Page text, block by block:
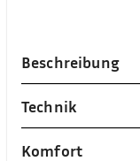
Beschreibung
Technik
Komfort